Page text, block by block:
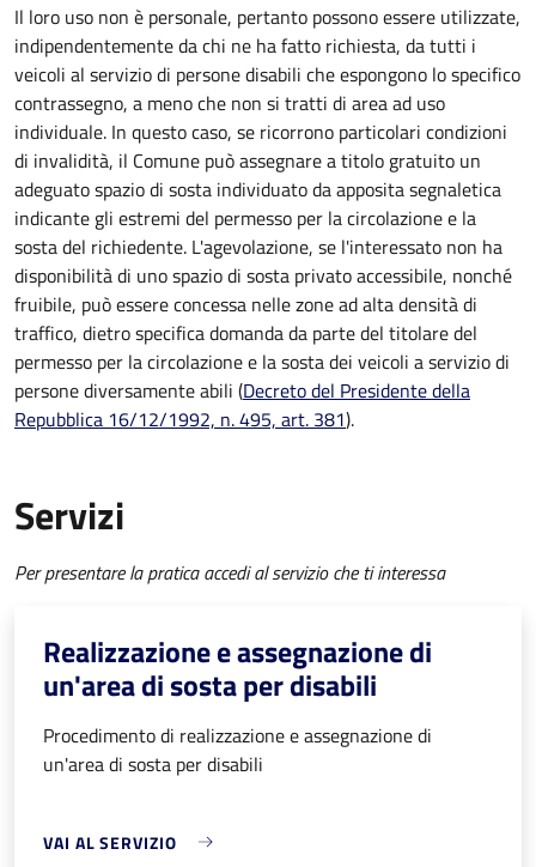
Il loro uso non è personale, pertanto possono essere utilizzate,
indipendentemente da chi ne ha fatto richiesta, da tutti i
veicoli al servizio di persone disabili che espongono lo specifico
contrassegno, a meno che non si tratti di area ad uso
individuale. In questo caso, se ricorrono particolari condizioni
di invalidità, il Comune può assegnare a titolo gratuito un
adeguato spazio di sosta individuato da apposita segnaletica
indicante gli estremi del permesso per la circolazione e la
sosta del richiedente. L'agevolazione, se l'interessato non ha
disponibilità di uno spazio di sosta privato accessibile, nonché
fruibile, può essere concessa nelle zone ad alta densità di
traffico, dietro specifica domanda da parte del titolare del
permesso per la circolazione e la sosta dei veicoli a servizio di
persone diversamente abili (Decreto del Presidente della
Repubblica 16/12/1992, n. 495, art. 381).
Servizi
Per presentare la pratica accedi al servizio che ti interessa
Realizzazione e assegnazione di
un'area di sosta per disabili
Procedimento di realizzazione e assegnazione di
un'area di sosta per disabili
VAI AL SERVIZIO